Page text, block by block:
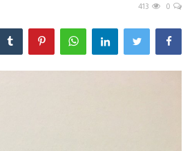
منوعات
مجلة السراج
0
413